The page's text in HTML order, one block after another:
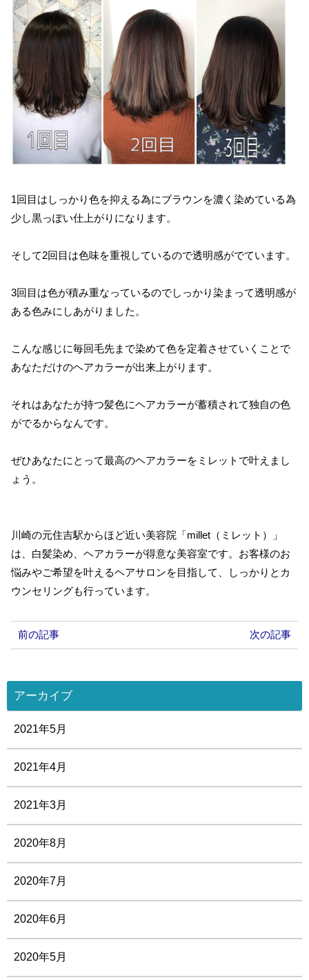
1回目はしっかり色を抑える為にブラウンを濃く染めている為
少し黒っぽい仕上がりになります。
そして2回目は色味を重視しているので透明感がでています。
3回目は色が積み重なっているのでしっかり染まって透明感が
ある色みにしあがりました。
こんな感じに毎回毛先まで染めて色を定着させていくことで
あなただけのヘアカラーが出来上がります。
それはあなたが持つ髪色にヘアカラーが蓄積されて独自の色
がでるからなんです。
ぜひあなたにとって最高のヘアカラーをミレットで叶えまし
ょう。
川崎の元住吉駅からほど近い美容院「millet（ミレット）」
は、白髪染め、ヘアカラーが得意な美容室です。お客様のお
悩みやご希望を叶えるヘアサロンを目指して、しっかりとカ
ウンセリングも行っています。
前の記事 次の記事
アーカイブ
2021年5月
2021年4月
2021年3月
2020年8月
2020年7月
2020年6月
2020年5月